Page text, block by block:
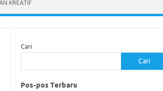
KREATIF
Cari
Cari
Pos-pos Terbaru